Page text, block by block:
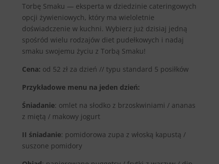
Torbę Smaku — eksperta w dziedzinie cateringowych
opcji żywieniowych, który ma wieloletnie
doświadczenie w kuchni. Wybierz już dzisiaj jedną
spośród wielu rodzajów diet pudełkowych i nadaj
smaku swojemu życiu z Torbą Smaku!
Cena: od 52 zł za dzień // typu standard 5 posiłków
Przykładowe menu na jeden dzień:
Śniadanie: omlet na słodko z brzoskwiniami / ananas
z miętą / makowy jogurt
II śniadanie: pomidorowa zupa z włoską kapustą /
suszone pomidory